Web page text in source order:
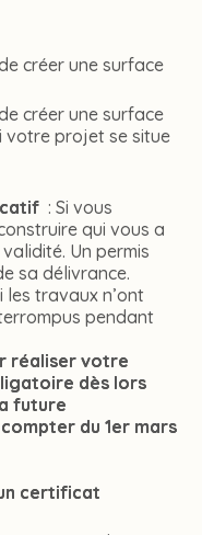
créer une surface
créer une surface
votre projet se situe
: Si vous
qui vous a
Un permis
sa délivrance.
les travaux n’ont
pendant
réaliser votre
dès lors
future
du 1er mars
certificat